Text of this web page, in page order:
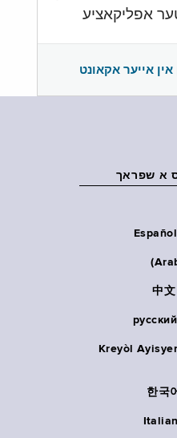
אפליקאציע
אין אייער אקאונט
א שפראך
中
Kreyòl
한국